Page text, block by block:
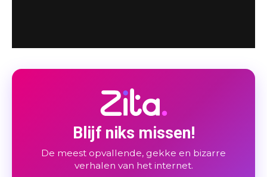
Blijf niks missen!
De meest opvallende, gekke en bizarre
verhalen van het internet.